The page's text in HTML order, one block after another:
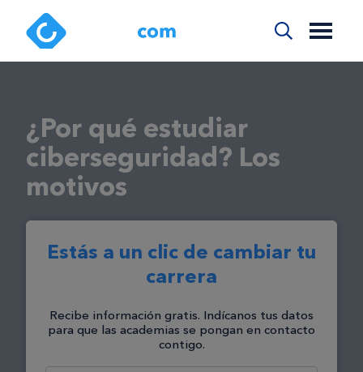
¿Por qué estudiar
ciberseguridad? Los
motivos
Estás a un clic de cambiar tu
carrera
Recibe información gratis. Indícanos tus datos
para que las academias se pongan en contacto
contigo.